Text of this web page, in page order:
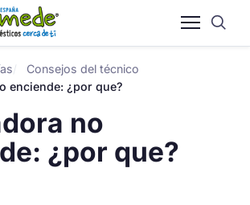
Consejos del técnico
enciende: ¿por que?
no
¿por que?